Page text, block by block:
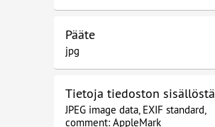
Pääte
jpg
Tietoja tiedoston sisällöstä
JPEG image data, EXIF standard,
comment: AppleMark